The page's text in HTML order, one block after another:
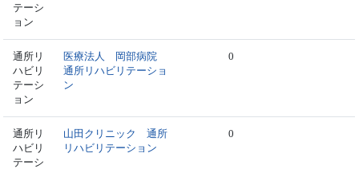
テーシ
ョン
通所リ
ハビリ
テーシ
ョン
医療法人 岡部病院
通所リハビリテーショ
ン
0
通所リ
ハビリ
テーシ
山田クリニック 通所
リハビリテーション
0